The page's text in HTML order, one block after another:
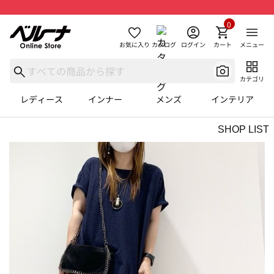
お気に入り カタログ ログイン カート
0
メニュー
カテゴリ
レディース インナー メンズ インテリア
SHOP LIST